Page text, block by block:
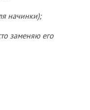
начинки);
заменяю его